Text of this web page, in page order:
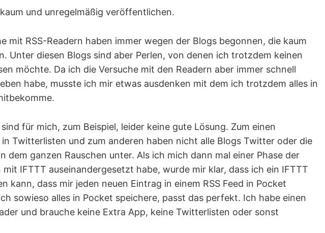
und unregelmäßig veröffentlichen.
mit RSS-Readern haben immer wegen der Blogs begonnen, die kaum
Unter diesen Blogs sind aber Perlen, von denen ich trotzdem keinen
möchte. Da ich die Versuche mit den Readern aber immer schnell
habe, musste ich mir etwas ausdenken mit dem ich trotzdem alles in
für mich, zum Beispiel, leider keine gute Lösung. Zum einen
in Twitterlisten und zum anderen haben nicht alle Blogs Twitter oder die
dem ganzen Rauschen unter. Als ich mich dann mal einer Phase der
IFTTT auseinandergesetzt habe, wurde mir klar, dass ich ein IFTTT
kann, dass mir jeden neuen Eintrag in einem RSS Feed in Pocket
sowieso alles in Pocket speichere, passt das perfekt. Ich habe einen
und brauche keine Extra App, keine Twitterlisten oder sonst